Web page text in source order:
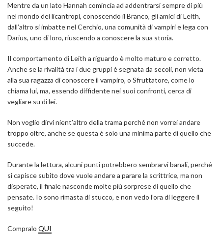
Mentre da un lato Hannah comincia ad addentrarsi sempre di più
nel mondo dei licantropi, conoscendo il Branco, gli amici di Leith,
dall’altro si imbatte nel Cerchio, una comunità di vampiri e lega con
Darius, uno di loro, riuscendo a conoscere la sua storia.
Il comportamento di Leith a riguardo è molto maturo e corretto.
Anche se la rivalità tra i due gruppi è segnata da secoli, non vieta
alla sua ragazza di conoscere il vampiro, o Sfruttatore, come lo
chiama lui, ma, essendo diffidente nei suoi confronti, cerca di
vegliare su di lei.
Non voglio dirvi nient’altro della trama perché non vorrei andare
troppo oltre, anche se questa è solo una minima parte di quello che
succede.
Durante la lettura, alcuni punti potrebbero sembrarvi banali, perché
si capisce subito dove vuole andare a parare la scrittrice, ma non
disperate, il finale nasconde molte più sorprese di quello che
pensate. Io sono rimasta di stucco, e non vedo l’ora di leggere il
seguito!
Compralo QUI